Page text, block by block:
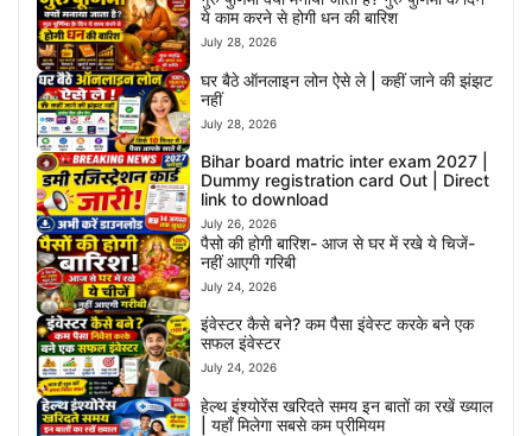
ये काम करने से होगी धन की बारिश
July 28, 2026
घर बैठे ऑनलाइन लोन ऐसे ले | कहीं जाने की झंझट
नहीं
July 28, 2026
Bihar board matric inter exam 2027 |
Dummy registration card Out | Direct
link to download
July 26, 2026
पैसो की होगी बारिश- आज से घर में रखे ये चिजें-
नहीं आएगी गरिबी
July 24, 2026
इंवेस्टर कैसे बने? कम पैसा इंवेस्ट करके बने एक
सफल इंवेस्टर
July 24, 2026
हेल्थ इंश्योरेंस खरिदते समय इन बातों का रखें ख्याल
| यहाँ मिलेगा सबसे कम प्रीमियम